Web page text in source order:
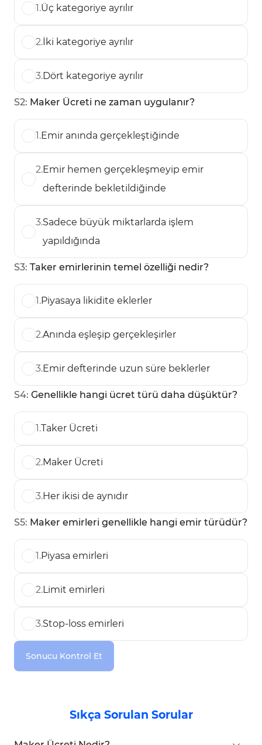
1.Üç kategoriye ayrılır
2.İki kategoriye ayrılır
3.Dört kategoriye ayrılır
S2: Maker Ücreti ne zaman uygulanır?
1.Emir anında gerçekleştiğinde
2.Emir hemen gerçekleşmeyip emir
defterinde bekletildiğinde
3.Sadece büyük miktarlarda işlem
yapıldığında
S3: Taker emirlerinin temel özelliği nedir?
1.Piyasaya likidite eklerler
2.Anında eşleşip gerçekleşirler
3.Emir defterinde uzun süre beklerler
S4: Genellikle hangi ücret türü daha düşüktür?
1.Taker Ücreti
2.Maker Ücreti
3.Her ikisi de aynıdır
S5: Maker emirleri genellikle hangi emir türüdür?
1.Piyasa emirleri
2.Limit emirleri
3.Stop-loss emirleri
Sonucu Kontrol Et
Sıkça Sorulan Sorular